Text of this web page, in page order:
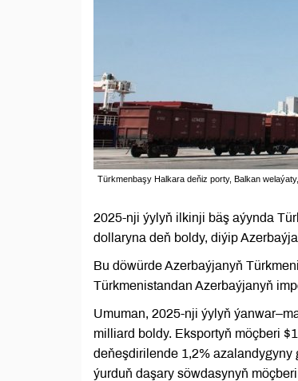
Türkmenbaşy Halkara deňiz porty, Balkan
2025-nji ýylyň ilkinji bäş aýynda
dollaryna deň boldy, diýip
Bu döwürde Azerbaýjanyň
Türkmenistandan Azerbaýjanyň
Umuman, 2025-nji ýylyň
milliard boldy. Eksportyň möçberi
deňeşdirilende 1,2% azalandygyny
ýurduň daşary söwdasynyň